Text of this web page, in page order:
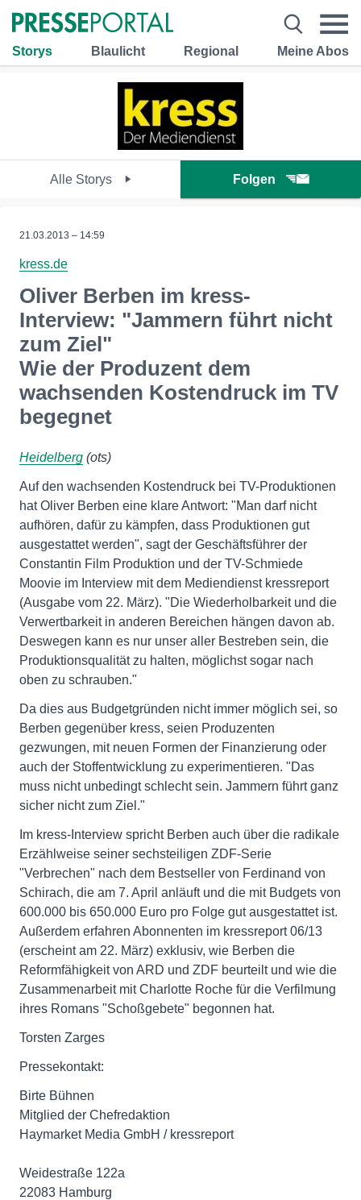
Storys Blaulicht Regional Meine Abos
Alle Storys Folgen
21.03.2013 – 14:59
kress.de
Oliver Berben im kress-
Interview: "Jammern führt nicht
zum Ziel"
Wie der Produzent dem
wachsenden Kostendruck im TV
begegnet
Heidelberg (ots)
Auf den wachsenden Kostendruck bei TV-Produktionen
hat Oliver Berben eine klare Antwort: "Man darf nicht
aufhören, dafür zu kämpfen, dass Produktionen gut
ausgestattet werden", sagt der Geschäftsführer der
Constantin Film Produktion und der TV-Schmiede
Moovie im Interview mit dem Mediendienst kressreport
(Ausgabe vom 22. März). "Die Wiederholbarkeit und die
Verwertbarkeit in anderen Bereichen hängen davon ab.
Deswegen kann es nur unser aller Bestreben sein, die
Produktionsqualität zu halten, möglichst sogar nach
oben zu schrauben."
Da dies aus Budgetgründen nicht immer möglich sei, so
Berben gegenüber kress, seien Produzenten
gezwungen, mit neuen Formen der Finanzierung oder
auch der Stoffentwicklung zu experimentieren. "Das
muss nicht unbedingt schlecht sein. Jammern führt ganz
sicher nicht zum Ziel."
Im kress-Interview spricht Berben auch über die radikale
Erzählweise seiner sechsteiligen ZDF-Serie
"Verbrechen" nach dem Bestseller von Ferdinand von
Schirach, die am 7. April anläuft und die mit Budgets von
600.000 bis 650.000 Euro pro Folge gut ausgestattet ist.
Außerdem erfahren Abonnenten im kressreport 06/13
(erscheint am 22. März) exklusiv, wie Berben die
Reformfähigkeit von ARD und ZDF beurteilt und wie die
Zusammenarbeit mit Charlotte Roche für die Verfilmung
ihres Romans "Schoßgebete" begonnen hat.
Torsten Zarges
Pressekontakt:
Birte Bühnen
Mitglied der Chefredaktion
Haymarket Media GmbH / kressreport
Weidestraße 122a
22083 Hamburg